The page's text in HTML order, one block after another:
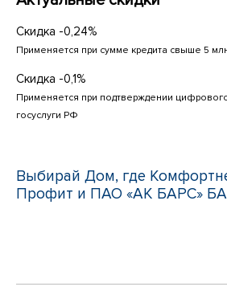
Скидка -0,24%
Применяется при сумме кредита свыше 5
Скидка -0,1%
Применяется при подтверждении
госуслуги РФ
Выбирай Дом, где
Профит и ПАО «АК БАРС»